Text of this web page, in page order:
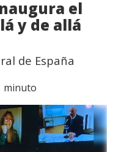
el
y de allá
de España
minuto